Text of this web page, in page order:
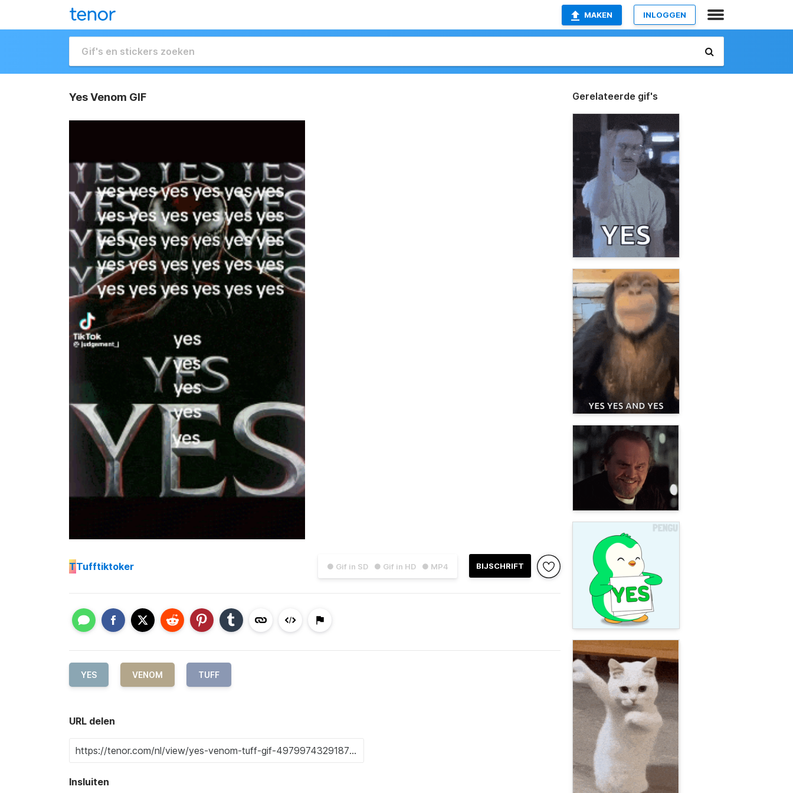
MAKEN INLOGGEN
Yes Venom GIF
● Gif in SD ● Gif in HD ● MP4 BIJSCHRIFT
TTufftiktoker
YES VENOM TUFF
URL delen
Insluiten
Gerelateerde gif's